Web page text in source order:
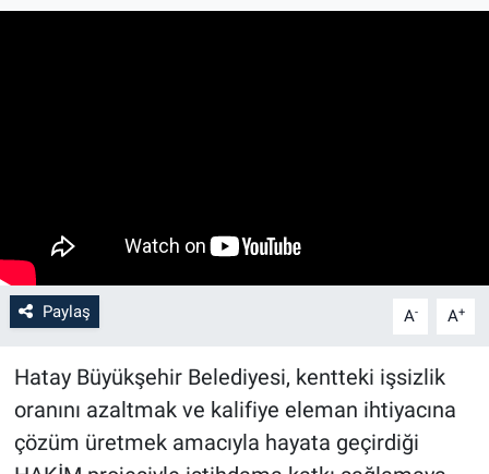
Paylaş A- A+
Hatay Büyükşehir Belediyesi, kentteki işsizlik
oranını azaltmak ve kalifiye eleman ihtiyacına
çözüm üretmek amacıyla hayata geçirdiği